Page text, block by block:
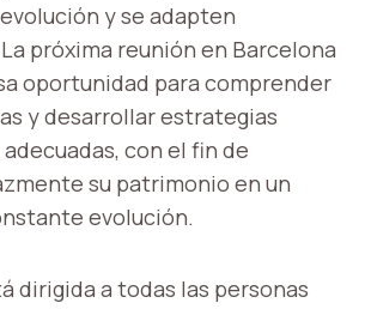
y se adapten
próxima reunión en Barcelona
oportunidad para comprender
y desarrollar estrategias
con el fin de
su patrimonio en un
evolución.
dirigida a todas las personas